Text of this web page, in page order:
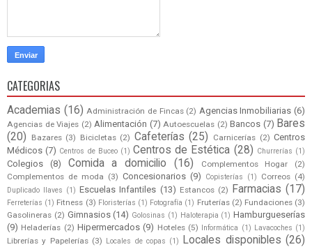
CATEGORIAS
Academias (16) Administración de Fincas (2) Agencias Inmobiliarias (6)
Agencias de Viajes (2) Alimentación (7) Autoescuelas (2) Bancos (7) Bares
(20)
Bazares (3) Bicicletas (2) Cafeterías (25) Carnicerías (2) Centros
Médicos (7) Centros de Buceo (1) Centros de Estética (28) Churrerías (1)
Colegios (8) Comida a domicilio (16) Complementos Hogar
(2)
Complementos de moda (3) Concesionarios (9) Copisterías (1) Correos (4)
Duplicado llaves (1) Escuelas Infantiles (13) Estancos (2) Farmacias (17)
Ferreterías (1) Fitness (3) Floristerías (1) Fotografía (1) Fruterías (2) Fundaciones (3)
Gasolineras (2) Gimnasios (14) Golosinas (1) Haloterapia (1) Hamburgueserías
(9) Heladerías (2) Hipermercados (9) Hoteles (5) Informática (1) Lavacoches (1)
Librerías y Papelerías (3) Locales de copas (1) Locales disponibles (26)